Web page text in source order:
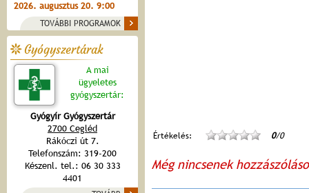
2026. augusztus 20. 9:00
TOVÁBBI PROGRAMOK
Gyógyszertárak
A mai
ügyeletes
gyógyszertár:
Gyógyír Gyógyszertár
2700 Cegléd
Rákóczi út 7.
Telefonszám: 319-200
Készenl. tel.: 06 30 333
4401
Értékelés: 0/0
Még nincsenek